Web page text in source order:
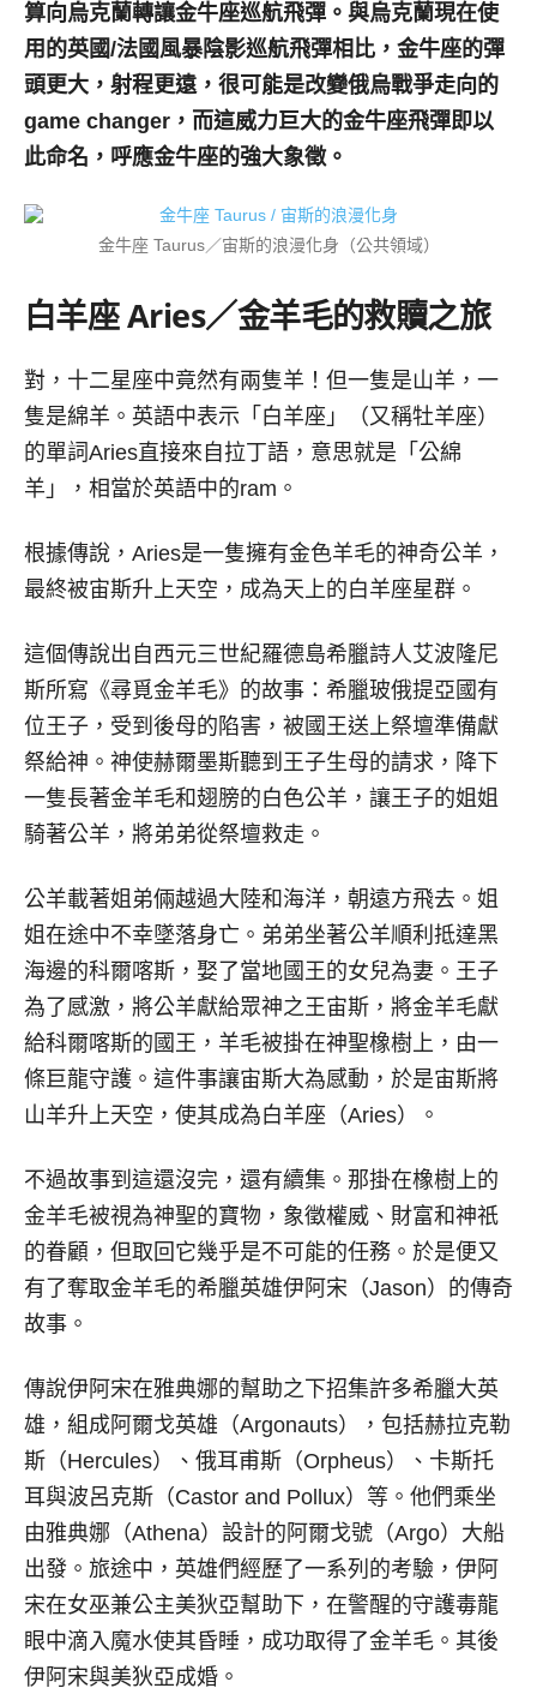
算向烏克蘭轉讓金牛座巡航飛彈。與烏克蘭現在使
用的英國/法國風暴陰影巡航飛彈相比，金牛座的彈
頭更大，射程更遠，很可能是改變俄烏戰爭走向的
game changer ，而這威力巨大的金牛座飛彈即以
此命名，呼應金牛座的強大象徵。
金牛座 Taurus／宙斯的浪漫化身（公共領域）
白羊座Aries／金羊毛的救贖之旅
對，十二星座中竟然有兩隻羊！但一隻是山羊，一
隻是綿羊。英語中表示「白羊座」（又稱牡羊座）
的單詞Aries直接來自拉丁語，意思就是「公綿
羊」，相當於英語中的ram。
根據傳說，Aries是一隻擁有金色羊毛的神奇公羊，
最終被宙斯升上天空，成為天上的白羊座星群。
這個傳說出自西元三世紀羅德島希臘詩人艾波隆尼
斯所寫《尋覓金羊毛》的故事：希臘玻俄提亞國有
位王子，受到後母的陷害，被國王送上祭壇準備獻
祭給神。神使赫爾墨斯聽到王子生母的請求，降下
一隻長著金羊毛和翅膀的白色公羊，讓王子的姐姐
騎著公羊，將弟弟從祭壇救走。
公羊載著姐弟倆越過大陸和海洋，朝遠方飛去。姐
姐在途中不幸墜落身亡。弟弟坐著公羊順利抵達黑
海邊的科爾喀斯，娶了當地國王的女兒為妻。王子
為了感激，將公羊獻給眾神之王宙斯，將金羊毛獻
給科爾喀斯的國王，羊毛被掛在神聖橡樹上，由一
條巨龍守護。這件事讓宙斯大為感動，於是宙斯將
山羊升上天空，使其成為白羊座（Aries）。
不過故事到這還沒完，還有續集。那掛在橡樹上的
金羊毛被視為神聖的寶物，象徵權威、財富和神祇
的眷顧，但取回它幾乎是不可能的任務。於是便又
有了奪取金羊毛的希臘英雄伊阿宋（Jason）的傳奇
故事。
傳說伊阿宋在雅典娜的幫助之下招集許多希臘大英
雄，組成阿爾戈英雄（Argonauts），包括赫拉克勒
斯（Hercules）、俄耳甫斯（Orpheus）、卡斯托
耳與波呂克斯（Castor and Pollux）等。他們乘坐
由雅典娜（Athena）設計的阿爾戈號（Argo）大船
出發。旅途中，英雄們經歷了一系列的考驗，伊阿
宋在女巫兼公主美狄亞幫助下，在警醒的守護毒龍
眼中滴入魔水使其昏睡，成功取得了金羊毛。其後
伊阿宋與美狄亞成婚。